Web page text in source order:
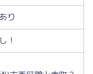
り
！